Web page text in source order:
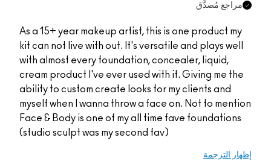
مراجع مُصدَّق
As a 15+ year makeup artist, this is one product my
kit can not live with out. It's versatile and plays well
with almost every foundation, concealer, liquid,
cream product I've ever used with it. Giving me the
ability to custom create looks for my clients and
myself when I wanna throw a face on. Not to mention
Face & Body is one of my all time fave foundations
(studio sculpt was my second fav)
إظهار الترجمة